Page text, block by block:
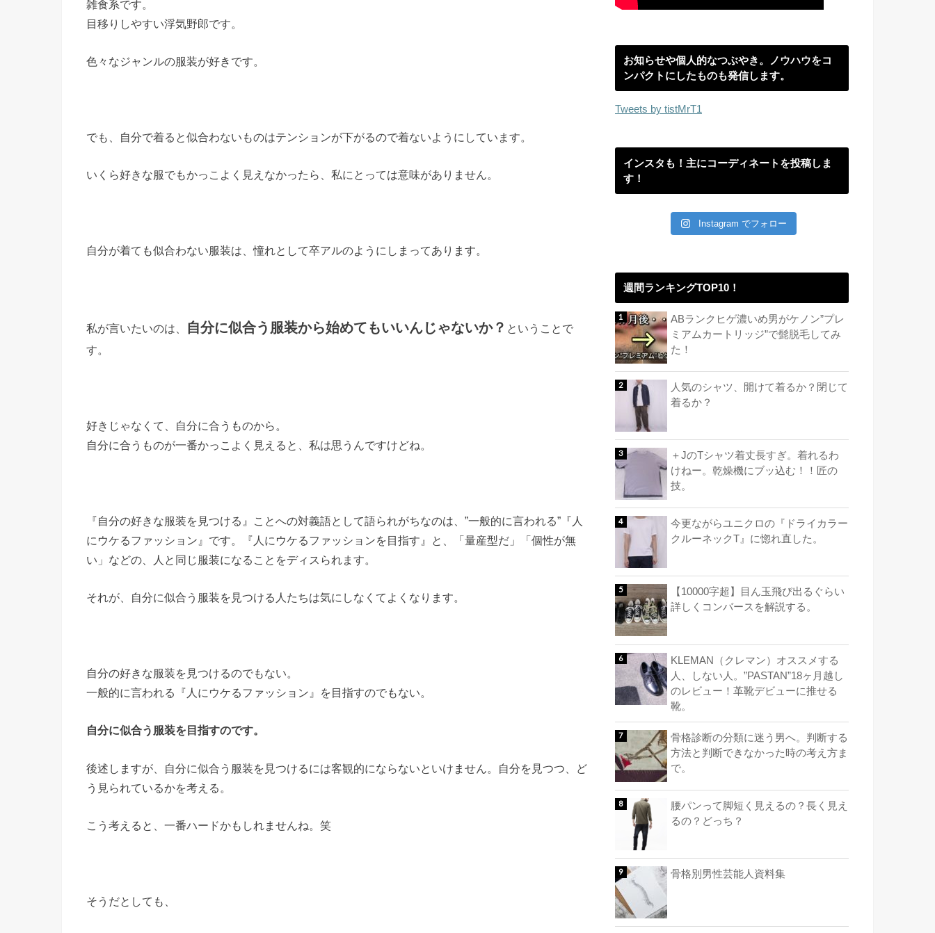
雑食系です。
目移りしやすい浮気野郎です。
色々なジャンルの服装が好きです。
でも、自分で着ると似合わないものはテンションが下がるので着ないようにしています。
いくら好きな服でもかっこよく見えなかったら、私にとっては意味がありません。
自分が着ても似合わない服装は、憧れとして卒アルのようにしまってあります。
私が言いたいのは、 自分に似合う服装から始めてもいいんじゃないか？ ということで
す。
好きじゃなくて、自分に合うものから。
自分に合うものが一番かっこよく見えると、私は思うんですけどね。
『自分の好きな服装を見つける』ことへの対義語として語られがちなのは、”一般的に言われる”『人
にウケるファッション』です。『人にウケるファッションを目指す』と、「量産型だ」「個性が無
い」などの、人と同じ服装になることをディスられます。
それが、自分に似合う服装を見つける人たちは気にしなくてよくなります。
自分の好きな服装を見つけるのでもない。
一般的に言われる『人にウケるファッション』を目指すのでもない。
自分に似合う服装を目指すのです。
後述しますが、自分に似合う服装を見つけるには客観的にならないといけません。自分を見つつ、ど
う見られているかを考える。
こう考えると、一番ハードかもしれませんね。笑
そうだとしても、
お知らせや個人的なつぶやき。ノウハウをコ
ンパクトにしたものも発信します。
Tweets by tistMrT1
インスタも！主にコーディネートを投稿しま
す！
Instagram でフォロー
週間ランキングTOP10！
ABランクヒゲ濃いめ男がケノン”プレ
ミアムカートリッジ”で髭脱毛してみ
た！
人気のシャツ、開けて着るか？閉じて
着るか？
＋JのTシャツ着丈長すぎ。着れるわ
けねー。乾燥機にブッ込む！！匠の
技。
今更ながらユニクロの『ドライカラー
クルーネックT』に惚れ直した。
【10000字超】目ん玉飛び出るぐらい
詳しくコンバースを解説する。
KLEMAN（クレマン）オススメする
人、しない人。”PASTAN”18ヶ月越し
のレビュー！革靴デビューに推せる
靴。
骨格診断の分類に迷う男へ。判断する
方法と判断できなかった時の考え方ま
で。
腰パンって脚短く見えるの？長く見え
るの？どっち？
骨格別男性芸能人資料集